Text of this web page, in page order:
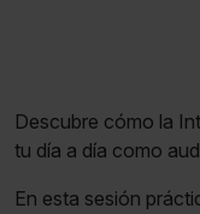
Descubre cómo la
tu día a día como
En esta sesión